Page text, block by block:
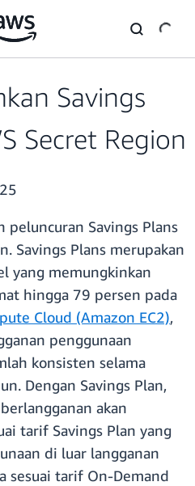
Savings
Secret Region
peluncuran Savings Plans
Savings Plans merupakan
yang memungkinkan
hingga 79 persen pada
Cloud (Amazon EC2),
penggunaan
konsisten selama
Dengan Savings Plan,
akan
tarif Savings Plan yang
di luar langganan
sesuai tarif On-Demand